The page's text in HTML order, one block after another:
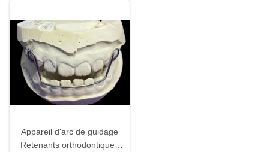
Appareil d'arc de guidage
Retenants orthodontiques